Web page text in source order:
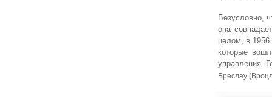
Безусловно,
она
целом, в 1956
которые
управления
Бреслау